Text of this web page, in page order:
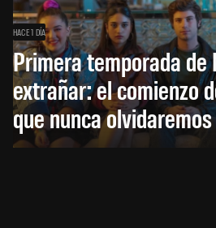
HACE 1 DÍA
Primera temporada de
extrañar: el comienzo
que nunca olvidaremos